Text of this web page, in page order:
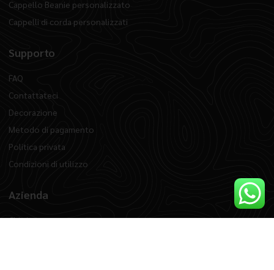
Cappello Beanie personalizzato
Cappelli di corda personalizzati
Supporto
FAQ
Contattateci
Decorazione
Metodo di pagamento
Politica privata
Condizioni di utilizzo
Azienda
Chi siamo